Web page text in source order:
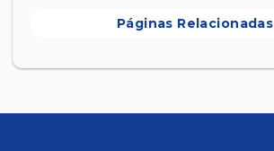
Páginas Relacionadas